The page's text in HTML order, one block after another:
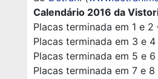
Calendário 2016 da
Placas terminada em 1 e
Placas terminada em 3 e
Placas terminada em 5 e
Placas terminada em 7 e